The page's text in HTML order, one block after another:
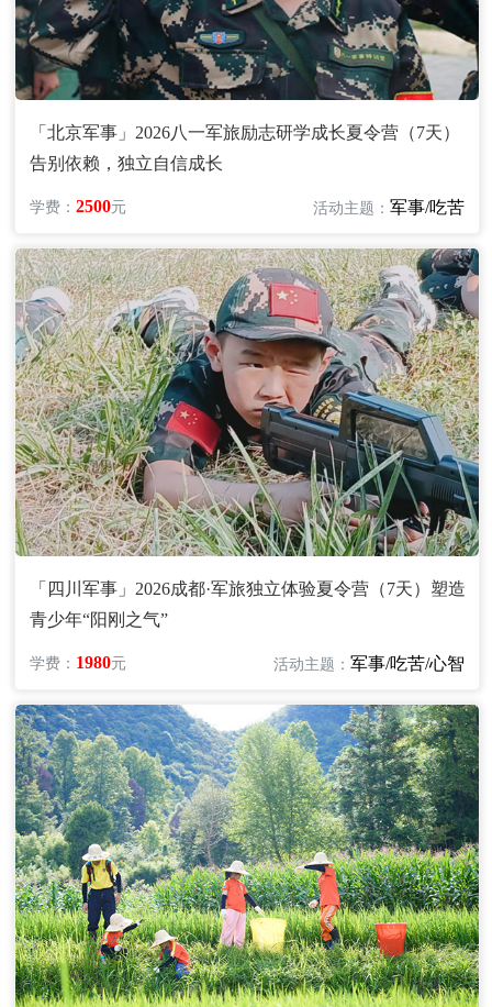
「北京军事」2026八一军旅励志研学成长夏令营（7天）
告别依赖，独立自信成长
学费：2500元 活动主题： 军事/吃苦
「四川军事」2026成都·军旅独立体验夏令营（7天）塑造
青少年“阳刚之气”
学费： 1980元 活动主题： 军事/吃苦/心智